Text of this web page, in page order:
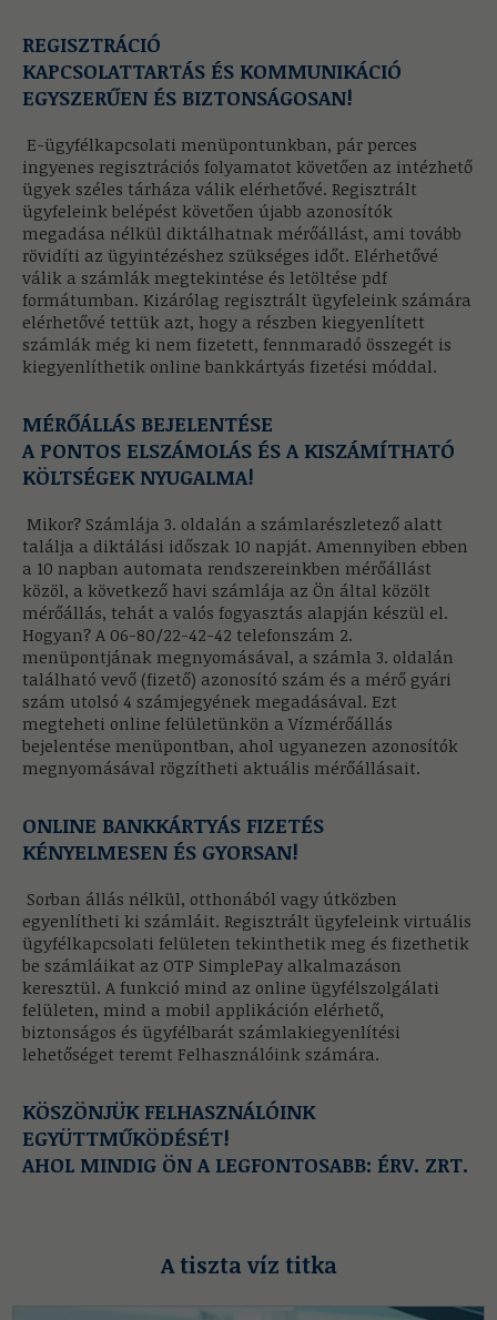
REGISZTRÁCIÓ
KAPCSOLATTARTÁS ÉS KOMMUNIKÁCIÓ
EGYSZERŰEN ÉS BIZTONSÁGOSAN!
E-ügyfélkapcsolati menüpontunkban, pár perces
ingyenes regisztrációs folyamatot követően az intézhető
ügyek széles tárháza válik elérhetővé. Regisztrált
ügyfeleink belépést követően újabb azonosítók
megadása nélkül diktálhatnak mérőállást, ami tovább
rövidíti az ügyintézéshez szükséges időt. Elérhetővé
válik a számlák megtekintése és letöltése pdf
formátumban. Kizárólag regisztrált ügyfeleink számára
elérhetővé tettük azt, hogy a részben kiegyenlített
számlák még ki nem fizetett, fennmaradó összegét is
kiegyenlíthetik online bankkártyás fizetési móddal.
MÉRŐÁLLÁS BEJELENTÉSE
A PONTOS ELSZÁMOLÁS ÉS A KISZÁMÍTHATÓ
KÖLTSÉGEK NYUGALMA!
Mikor? Számlája 3. oldalán a számlarészletező alatt
találja a diktálási időszak 10 napját. Amennyiben ebben
a 10 napban automata rendszereinkben mérőállást
közöl, a következő havi számlája az Ön által közölt
mérőállás, tehát a valós fogyasztás alapján készül el.
Hogyan? A 06-80/22-42-42 telefonszám 2.
menüpontjának megnyomásával, a számla 3. oldalán
található vevő (fizető) azonosító szám és a mérő gyári
szám utolsó 4 számjegyének megadásával. Ezt
megteheti online felületünkön a Vízmérőállás
bejelentése menüpontban, ahol ugyanezen azonosítók
megnyomásával rögzítheti aktuális mérőállásait.
ONLINE BANKKÁRTYÁS FIZETÉS
KÉNYELMESEN ÉS GYORSAN!
Sorban állás nélkül, otthonából vagy útközben
egyenlítheti ki számláit. Regisztrált ügyfeleink virtuális
ügyfélkapcsolati felületen tekinthetik meg és fizethetik
be számláikat az OTP SimplePay alkalmazáson
keresztül. A funkció mind az online ügyfélszolgálati
felületen, mind a mobil applikáción elérhető,
biztonságos és ügyfélbarát számlakiegyenlítési
lehetőséget teremt Felhasználóink számára.
KÖSZÖNJÜK FELHASZNÁLÓINK
EGYÜTTMŰKÖDÉSÉT!
AHOL MINDIG ÖN A LEGFONTOSABB: ÉRV. ZRT.
A tiszta víz titka